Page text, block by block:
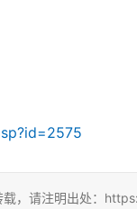
载，请注明出处：